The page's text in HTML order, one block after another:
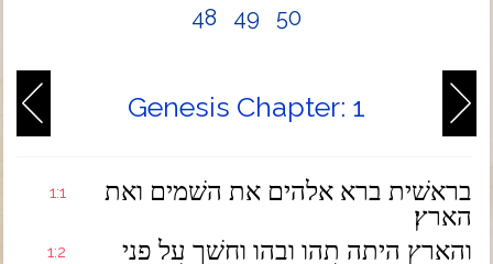
48
49 50
Genesis Chapter: 1
1:1
בראשׁית ברא אלהים את השׁמים ואת
הארץ׃
1:2
והארץ היתה תהו ובהו וחשׁך על פני